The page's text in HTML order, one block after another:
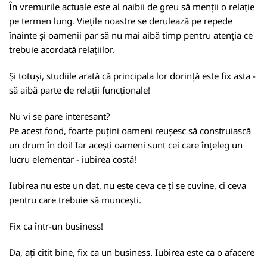
În vremurile actuale este al naibii de greu să menții o relație
pe termen lung. Viețile noastre se derulează pe repede
înainte și oamenii par să nu mai aibă timp pentru atenția ce
trebuie acordată relațiilor.
Și totuși, studiile arată că principala lor dorință este fix asta -
să aibă parte de relații funcționale!
Nu vi se pare interesant?
Pe acest fond, foarte puțini oameni reușesc să construiască
un drum în doi! Iar acești oameni sunt cei care înțeleg un
lucru elementar - iubirea costă!
Iubirea nu este un dat, nu este ceva ce ți se cuvine, ci ceva
pentru care trebuie să muncești.
Fix ca într-un business!
Da, ați citit bine, fix ca un business. Iubirea este ca o afacere